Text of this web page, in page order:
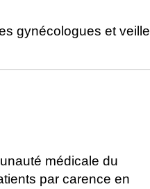
gynécologues et veille
médicale du
par carence en